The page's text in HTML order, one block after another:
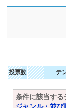
投票数 テ
条件に該当する
ジャンル・並び